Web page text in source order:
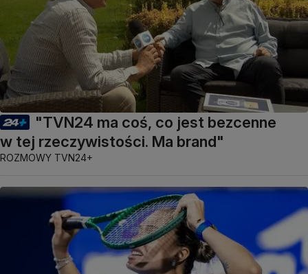
"TVN24 ma coś, co jest bezcenne
w tej rzeczywistości. Ma brand"
ROZMOWY TVN24+